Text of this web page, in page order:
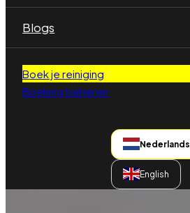
Blogs
Boek je reiniging
Boeking beheren
Nederlands
English